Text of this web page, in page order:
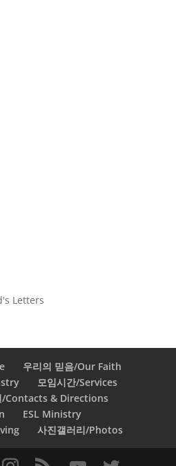
Letters
우리의 믿음/Our Faith
모임시간/Services
/Contacts & Directions
ESL Ministry
사진갤러리/Photos